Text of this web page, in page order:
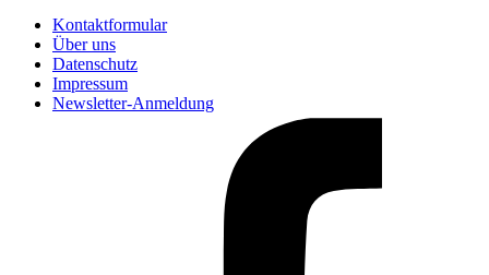
Kontaktformular
Über uns
Datenschutz
Impressum
Newsletter-Anmeldung